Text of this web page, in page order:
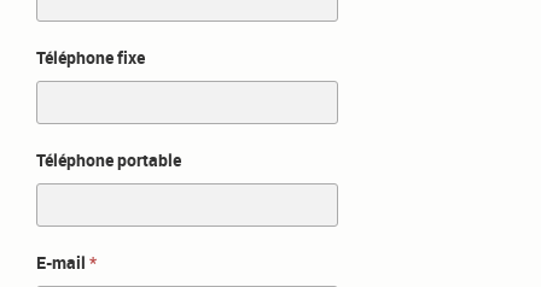
Téléphone fixe
Téléphone portable
E-mail